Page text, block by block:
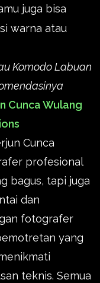
juga bisa
warna atau
Komodo Labuan
Cunca Wulang
Cunca
profesional
bagus, tapi juga
dan
fotografer
yang
teknis. Semua